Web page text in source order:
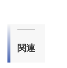
関連